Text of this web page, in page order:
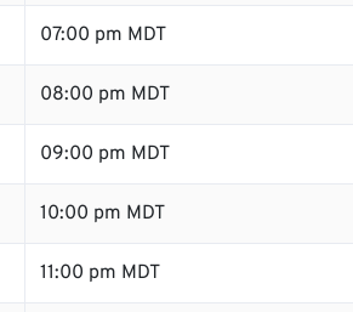
07:00 pm MDT
08:00 pm MDT
09:00 pm MDT
10:00 pm MDT
11:00 pm MDT